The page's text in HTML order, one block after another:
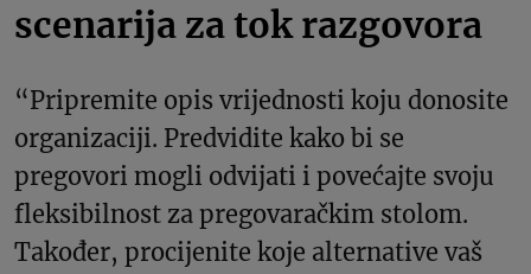
scenarija za tok razgovora
“Pripremite opis vrijednosti koju donosite
organizaciji. Predvidite kako bi se
pregovori mogli odvijati i povećajte svoju
fleksibilnost za pregovaračkim stolom.
Također, procijenite koje alternative vaš